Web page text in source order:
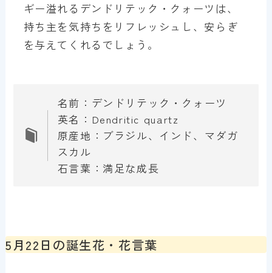
ギー溢れるデンドリテック・クォーツは、
持ち主を気持ちをリフレッシュし、安らぎ
を与えてくれるでしょう。
名前：デンドリテック・クォーツ
英名：Dendritic quartz
原産地：ブラジル、インド、マダガ
スカル
石言葉：満足な成長
5月22日の誕生花・花言葉